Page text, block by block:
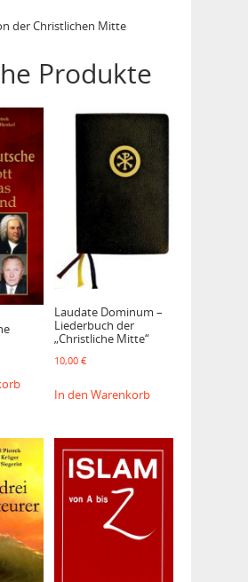
der Christlichen Mitte
Produkte
Laudate Dominum –
Liederbuch der
„Christliche Mitte“
10,00 €
In den Warenkorb